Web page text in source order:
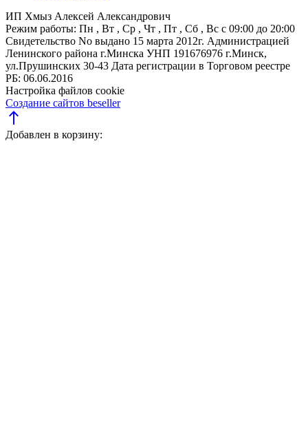
ИП Хмыз Алексей Александрович
Режим работы: Пн , Вт , Ср , Чт , Пт , Сб , Вс c 09:00 до 20:00
Свидетельство No выдано 15 марта 2012г. Администрацией
Ленинского района г.Минска УНП 191676976 г.Минск,
ул.Прушинских 30-43 Дата регистрации в Торговом реестре
РБ: 06.06.2016
Настройка файлов cookie
Создание сайтов beseller
north
Добавлен в корзину: